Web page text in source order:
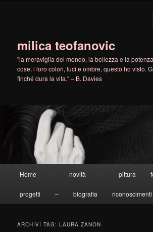
milica teofanovic
"la meraviglia del mondo, la bellezza e la
cose, i loro colori, luci e ombre, questo ho visto.
finché dura la vita." – B. Davies
Home – novità – pittura
progetti – biografia riconoscimenti
ARCHIVI TAG:LAURA ZANON